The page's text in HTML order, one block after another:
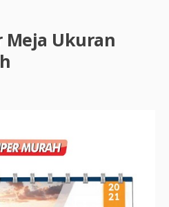
Meja Ukuran